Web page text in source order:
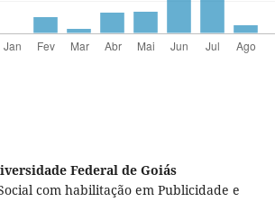
Federal de Goiás
com habilitação em Publicidade e